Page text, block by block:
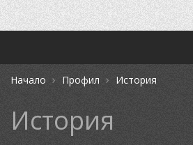
Начало › Профил › История
История